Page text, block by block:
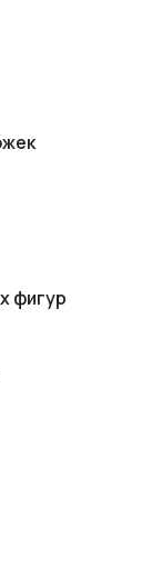
фигур